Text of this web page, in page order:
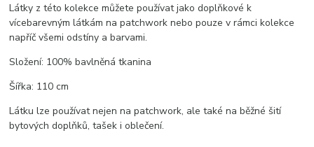
Látky z této kolekce můžete používat jako doplňkové k
vícebarevným látkám na patchwork nebo pouze v rámci kolekce
napříč všemi odstíny a barvami.
Složení: 100% bavlněná tkanina
Šířka: 110 cm
Látku lze používat nejen na patchwork, ale také na běžné šití
bytových doplňků, tašek i oblečení.